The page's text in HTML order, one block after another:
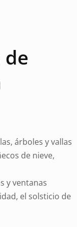
árboles y vallas
de nieve,
y ventanas
el solsticio de